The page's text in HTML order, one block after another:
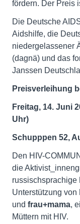
fördern. Der Preis
Die Deutsche
Aidshilfe, die
niedergelassener
(dagnä) und das
Janssen
Preisverleihung
Freitag, 14. Juni
Uhr)
Schupppen 52,
Den HIV-
die
russischsprachige
Unterstützung
und frau+mama,
Müttern mit HIV.